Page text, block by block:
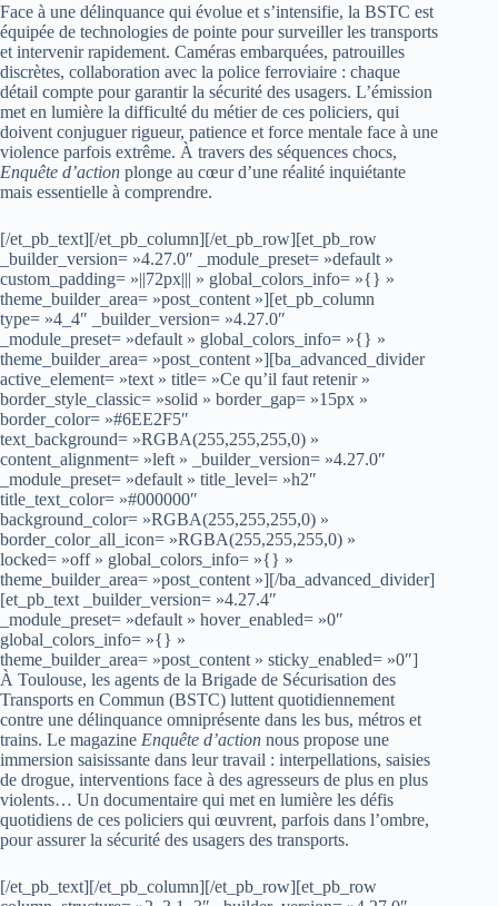
Face à une délinquance qui évolue et s’intensifie, la BSTC est
équipée de technologies de pointe pour surveiller les transports
et intervenir rapidement. Caméras embarquées, patrouilles
discrètes, collaboration avec la police ferroviaire : chaque
détail compte pour garantir la sécurité des usagers. L’émission
met en lumière la difficulté du métier de ces policiers, qui
doivent conjuguer rigueur, patience et force mentale face à une
violence parfois extrême. À travers des séquences chocs,
Enquête d’action plonge au cœur d’une réalité inquiétante
mais essentielle à comprendre.
[/et_pb_text][/et_pb_column][/et_pb_row][et_pb_row
_builder_version= »4.27.0″ _module_preset= »default »
custom_padding= »||72px||| » global_colors_info= »{} »
theme_builder_area= »post_content »][et_pb_column
type= »4_4″ _builder_version= »4.27.0″
_module_preset= »default » global_colors_info= »{} »
theme_builder_area= »post_content »][ba_advanced_divider
active_element= »text » title= »Ce qu’il faut retenir »
border_style_classic= »solid » border_gap= »15px »
border_color= »#6EE2F5″
text_background= »RGBA(255,255,255,0) »
content_alignment= »left » _builder_version= »4.27.0″
_module_preset= »default » title_level= »h2″
title_text_color= »#000000″
background_color= »RGBA(255,255,255,0) »
border_color_all_icon= »RGBA(255,255,255,0) »
locked= »off » global_colors_info= »{} »
theme_builder_area= »post_content »][/ba_advanced_divider]
[et_pb_text _builder_version= »4.27.4″
_module_preset= »default » hover_enabled= »0″
global_colors_info= »{} »
theme_builder_area= »post_content » sticky_enabled= »0″]
À Toulouse, les agents de la Brigade de Sécurisation des
Transports en Commun (BSTC) luttent quotidiennement
contre une délinquance omniprésente dans les bus, métros et
trains. Le magazine Enquête d’action nous propose une
immersion saisissante dans leur travail : interpellations, saisies
de drogue, interventions face à des agresseurs de plus en plus
violents… Un documentaire qui met en lumière les défis
quotidiens de ces policiers qui œuvrent, parfois dans l’ombre,
pour assurer la sécurité des usagers des transports.
[/et_pb_text][/et_pb_column][/et_pb_row][et_pb_row